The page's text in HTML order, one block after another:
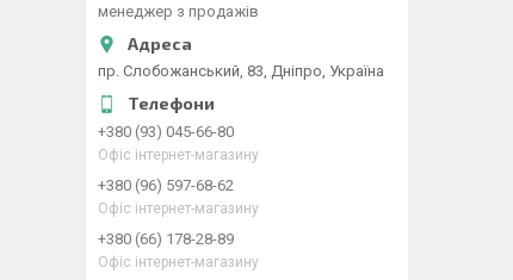
менеджер з продажів
пр. Слобожанський, 83, Дніпро, Україна
+380 (93) 045-66-80
Офіс інтернет-магазину
+380 (96) 597-68-62
Офіс інтернет-магазину
+380 (66) 178-28-89
Офіс інтернет-магазину